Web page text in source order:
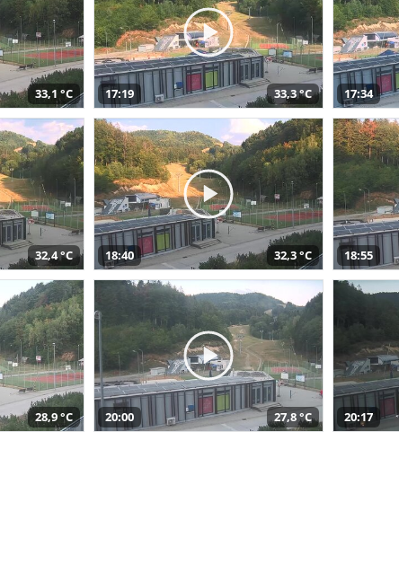
33,1 °C 17:19 33,3 °C 17:34
32,4 °C 18:40 32,3 °C 18:55
28,9 °C 20:00 27,8 °C 20:17